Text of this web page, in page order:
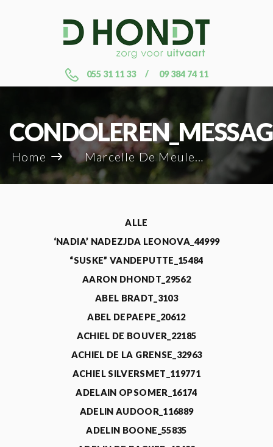
055 31 11 33 09 384 74 11
Home Marcelle De Meulemeester_10170
ALLE
‘NADIA’ NADEZJDA LEONOVA_44999
“SUSKE” VANDEPUTTE_15484
AARON DHONDT_29562
ABEL BRADT_3103
ABEL DEPAEPE_20612
ACHIEL DE BOUVER_22185
ACHIEL DE LA GRENSE_32963
ACHIEL SILVERSMET_119771
ADELAIN OPSOMER_16174
ADELIN AUDOOR_116889
ADELIN BOONE_55835